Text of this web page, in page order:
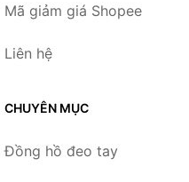
Mã giảm giá Shopee
Liên hệ
CHUYÊN MỤC
Đồng hồ đeo tay